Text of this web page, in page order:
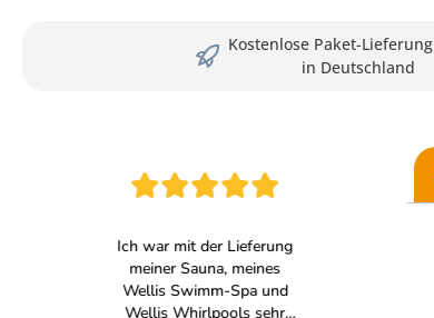
Kostenlose Paket-Lieferung
in Deutschland